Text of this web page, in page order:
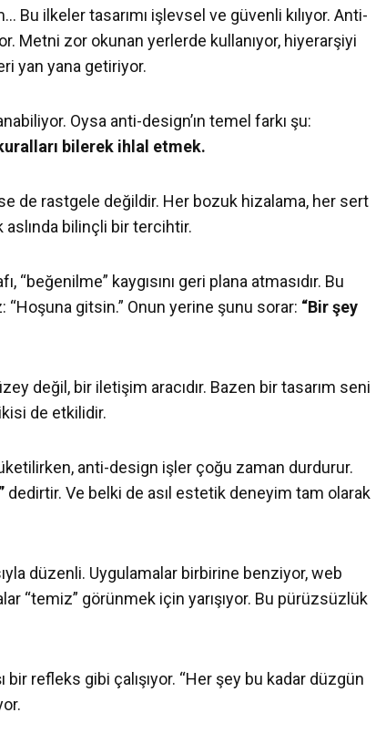
Bu ilkeler tasarımı işlevsel ve güvenli kılıyor. Anti-
Metni zor okunan yerlerde kullanıyor, hiyerarşiyi
yan yana getiriyor.
Oysa anti-design’ın temel farkı şu:
bilerek ihlal etmek.
de rastgele değildir. Her bozuk hizalama, her sert
bilinçli bir tercihtir.
“beğenilme” kaygısını geri plana atmasıdır. Bu
gitsin.” Onun yerine şunu sorar: “Bir şey
değil, bir iletişim aracıdır. Bazen bir tasarım seni
de etkilidir.
anti-design işler çoğu zaman durdurur.
dedirtir. Ve belki de asıl estetik deneyim tam olarak
düzenli. Uygulamalar birbirine benziyor, web
“temiz” görünmek için yarışıyor. Bu pürüzsüzlük
refleks gibi çalışıyor. “Her şey bu kadar düzgün